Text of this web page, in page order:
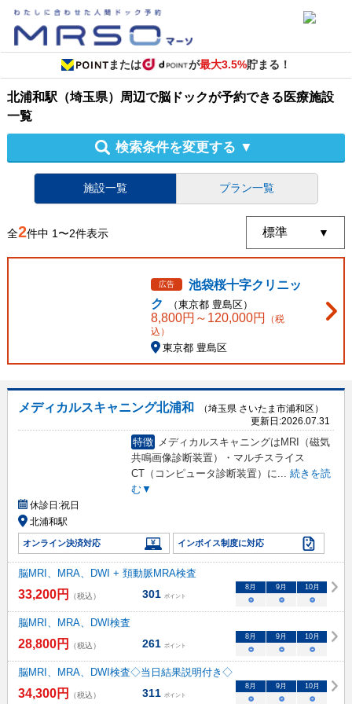
または が最大3.5%貯まる！
北浦和駅（埼玉県）周辺で脳ドックが予約できる医療施設
一覧
検索条件を変更する ▼
施設一覧 プラン一覧
全2件中 1〜2件表示
広告
池袋桜十字クリニッ
ク
（東京都 豊島区）
8,800円～ 120,000円
（税
込）
東京都 豊島区
メディカルスキャニング北浦和
（埼玉県 さいたま市浦和区）
更新日:2026.07.31
特徴 メディカルスキャニングはMRI（磁気
共鳴画像診断装置）・マルチスライス
CT（コンピュータ診断装置）に... 続きを読
む▼
休診日:祝日
北浦和駅
オンライン決済対応 インボイス制度に対応
脳MRI、MRA、DWI + 頚動脈MRA検査
33,200円 （税込） 301 ポイント
8月 9月 10月
○ ○ ○
脳MRI、MRA、DWI検査
28,800円 （税込） 261 ポイント
8月 9月 10月
○ ○ ○
脳MRI、MRA、DWI検査◇当日結果説明付き◇
34,300円 （税込） 311 ポイント
8月 9月 10月
○ ○ ○